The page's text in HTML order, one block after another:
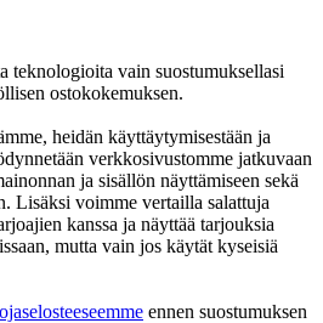
teknologioita vain suostumuksellasi
ostokokemuksen.
heidän käyttäytymisestään ja
verkkosivustomme jatkuvaan
ja sisällön näyttämiseen sekä
Lisäksi voimme vertailla salattuja
kanssa ja näyttää tarjouksia
mutta vain jos käytät kyseisiä
ennen suostumuksen